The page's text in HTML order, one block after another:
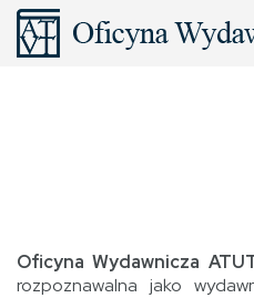
Oficyna Wydawnicza
rozpoznawalna jako